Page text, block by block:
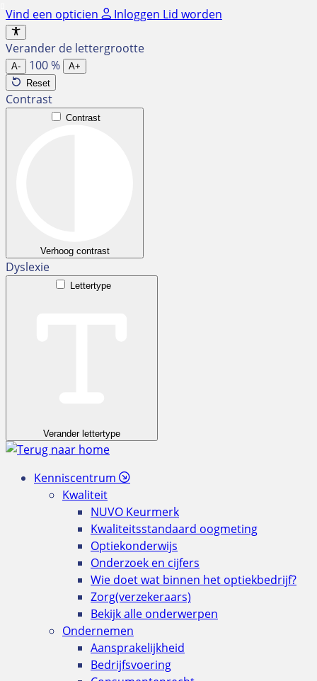
Ga
naar
de
inhoud
Vind een opticien Inloggen Lid worden
Verander de lettergrootte
A- 100%
A+
Reset
Contrast
Contrast
Verhoog contrast
Dyslexie
Lettertype
Verander lettertype
Kenniscentrum
Kwaliteit
NUVO Keurmerk
Kwaliteitsstandaard oogmeting
Optiekonderwijs
Onderzoek en cijfers
Wie doet wat binnen het optiekbedrijf?
Zorg(verzekeraars)
Bekijk alle onderwerpen
Ondernemen
Aansprakelijkheid
Bedrijfsvoering